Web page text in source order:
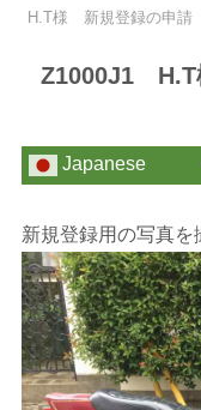
H.T様 新規登録の申請
Z1000J1
Japanese
新規登録用の写真を